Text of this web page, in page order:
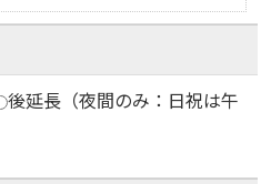
後延長（夜間のみ：日祝は午